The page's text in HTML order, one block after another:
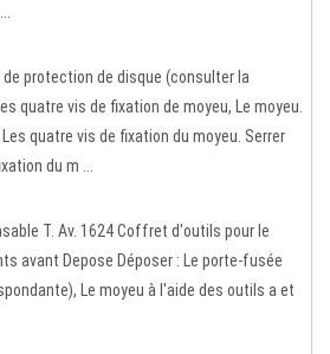
de protection de disque (consulter la
quatre vis de fixation de moyeu, Le moyeu.
quatre vis de fixation du moyeu. Serrer
du m ...
T. Av. 1624 Coffret d'outils pour le
avant Depose Déposer : Le porte-fusée
Le moyeu à l'aide des outils a et